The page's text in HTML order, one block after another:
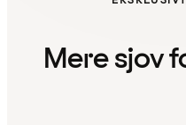
Mere sjov